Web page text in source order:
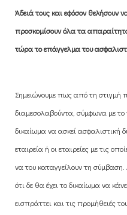
Άδειά τους και εφόσον θελήσουν
προσκομίσουν όλα τα
τώρα το επάγγελμα του
Σημειώνουμε πως από τη στιγμή
διαμεσολαβούντα, σύμφωνα με το
δικαίωμα να ασκεί ασφαλιστική
εταιρεία ή οι εταιρείες με τις
να του καταγγείλουν τη
ότι δε θα έχει το δικαίωμα να
εισπράττει και τις προμήθειές